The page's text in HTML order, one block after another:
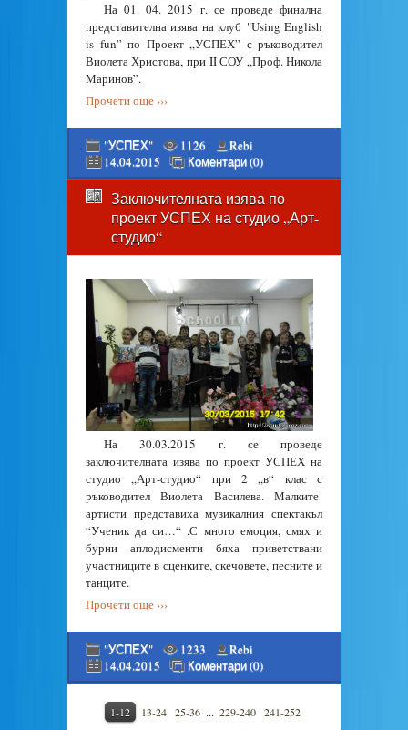
На 01. 04. 2015 г. се проведе финална
представителна изява на клуб "Using English
is fun” по Проект „УСПЕХ” с ръководител
Виолета Христова, при II СОУ „Проф. Никола
Маринов”.
Прочети още ›››
"УСПЕХ" 1126
Rebi
14.04.2015
Коментари (0)
Заключителната изява по
проект УСПЕХ на студио „Арт-
студио“
На 30.03.2015 г. се проведе
заключителната изява по проект УСПЕХ на
студио „Арт-студио“ при 2 „в“ клас с
ръководител Виолета Василева. Малките
артисти представиха музикалния спектакъл
“Ученик да си…“ .С много емоция, смях и
бурни аплодисменти бяха приветствани
участниците в сценките, скечовете, песните и
танците.
Прочети още ›››
"УСПЕХ" 1233
Rebi
14.04.2015
Коментари (0)
1-12 13-24 25-36 ... 229-240 241-252